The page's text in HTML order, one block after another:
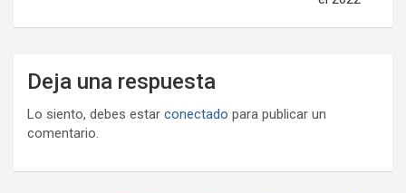
Deja una respuesta
Lo siento, debes estar conectado para publicar un
comentario.